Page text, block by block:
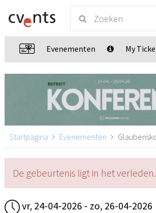
Evenementen My
Startpagina Evenementen Glaubenskonferenz:
De gebeurtenis ligt in het verleden.
vr, 24-04-2026 - zo, 26-04-2026